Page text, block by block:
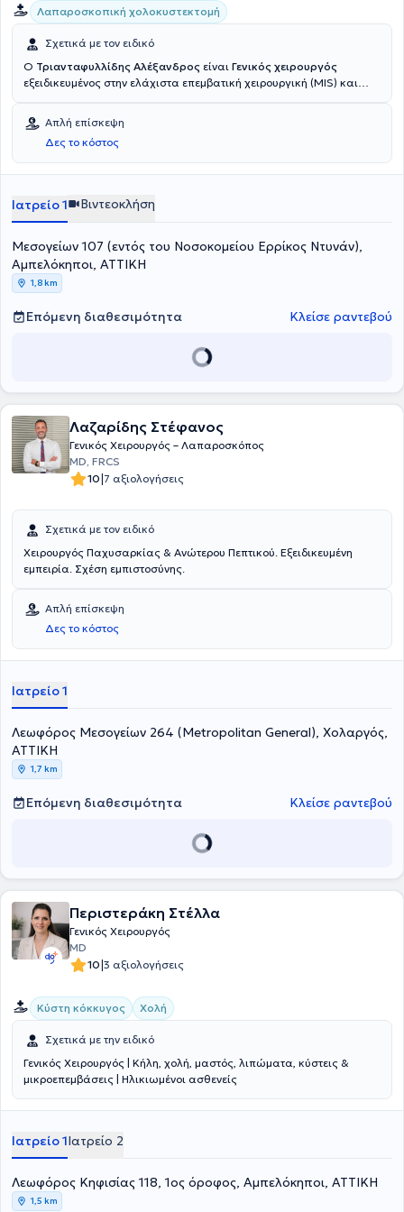
Λαπαροσκοπική χολοκυστεκτομή
Σχετικά με τον ειδικό
Ο Τριανταφυλλίδης Αλέξανδρος είναι Γενικός χειρουργός
εξειδικευμένος στην ελάχιστα επεμβατική χειρουργική (MIS) και
Πανεπιστημίου Θεσσαλονίκης (ΑΠΘ) με μεταπτυχιακό στο Εθνικό
και Καποδιστριακό Πανεπιστήμιο Αθηνών (ΕΚΠΑ). Ολοκλήρωσε την
ειδίκευσή του τόσο στην περιφέρεια (Δράμα) όσο και στην Αθήνα,
επεμβατική χειρουργική, ενώ έχει λάβει επιπλέον μετεκπαίδευση
στη χειρουργική ογκολογία. Τέλος, ο ιατρός είναι τακτικό μέλος της
Απλή επίσκεψη
Δες το κόστος
Ιατρείο 1 Βιντεοκλήση
Μεσογείων 107 (εντός του Νοσοκομείου Ερρίκος Ντυνάν),
Αμπελόκηποι, ΑΤΤΙΚΗ
1,8 km
Επόμενη διαθεσιμότητα Κλείσε ραντεβού
Λαζαρίδης Στέφανος
Γενικός Χειρουργός – Λαπαροσκόπος
MD, FRCS
10|7 αξιολογήσεις
Σχετικά με τον ειδικό
Χειρουργός Παχυσαρκίας & Ανώτερου Πεπτικού. Εξειδικευμένη
εμπειρία. Σχέση εμπιστοσύνης.
Απλή επίσκεψη
Δες το κόστος
Ιατρείο 1
Λεωφόρος Μεσογείων 264 (Metropolitan General), Χολαργός,
ΑΤΤΙΚΗ
1,7 km
Επόμενη διαθεσιμότητα Κλείσε ραντεβού
Περιστεράκη Στέλλα
Γενικός Χειρουργός
MD
10|3 αξιολογήσεις
Κύστη κόκκυγος Χολή
Σχετικά με την ειδικό
Γενικός Χειρουργός | Κήλη, χολή, μαστός, λιπώματα, κύστεις &
μικροεπεμβάσεις | Ηλικιωμένοι ασθενείς
Ιατρείο 1Ιατρείο 2
Λεωφόρος Κηφισίας 118, 1ος όροφος, Αμπελόκηποι, ΑΤΤΙΚΗ
1,5 km